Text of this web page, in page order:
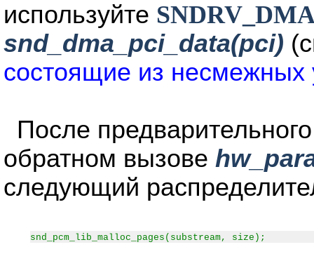
используйте
snd_dma_pci_data(pci)
состоящие из несмежных
После
обратном вызове
следующий
snd_pcm_lib_malloc_pages(substream, size);